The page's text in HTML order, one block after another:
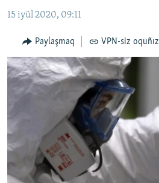
Qıdıruvğa
qaytmaq
MEDENİYET
İNSAN AQLARI
VİDEO
SÜRET
BLOGLAR
FİKİR
Русский
15 iyül 2020, 09:11
Paylaşmaq VPN-siz oquñız